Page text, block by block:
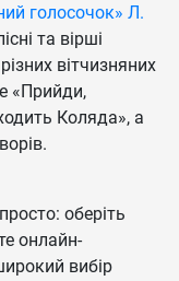
голосочок» Л.
та вірші
вітчизняних
«Прийди,
Коляда», а
оберіть
онлайн-
вибір